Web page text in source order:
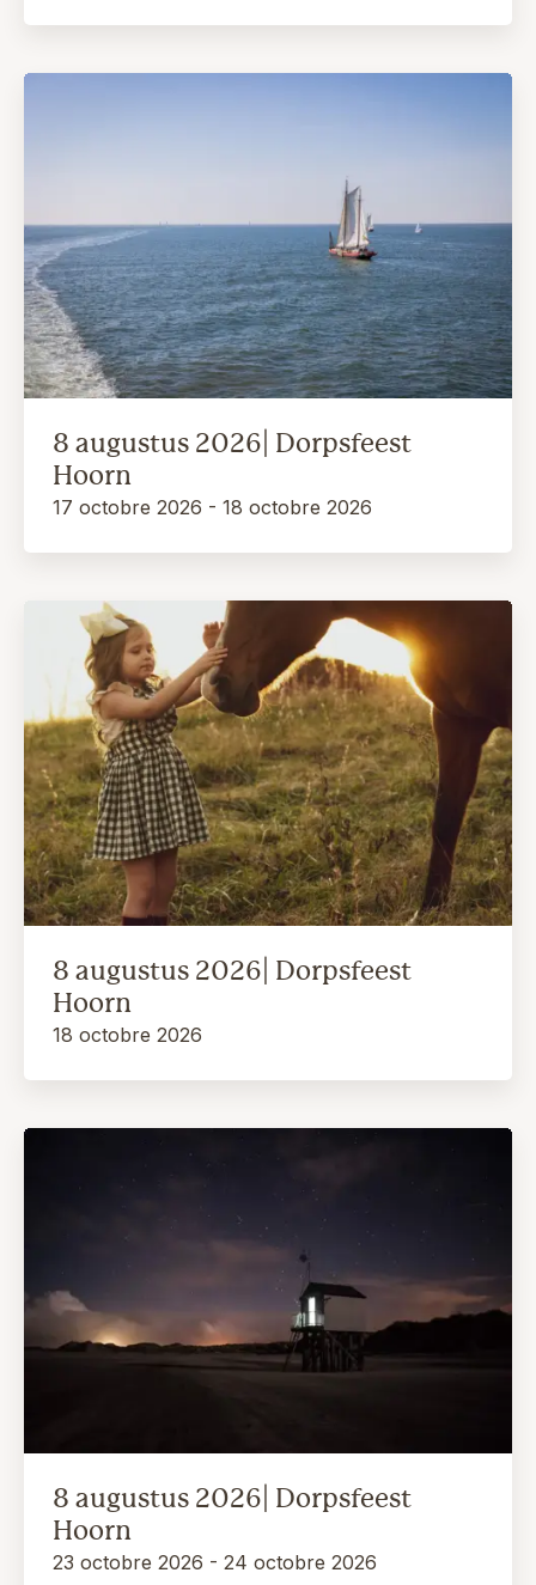
8 augustus 2026| Dorpsfeest
Hoorn
17 octobre 2026 - 18 octobre 2026
8 augustus 2026| Dorpsfeest
Hoorn
18 octobre 2026
8 augustus 2026| Dorpsfeest
Hoorn
23 octobre 2026 - 24 octobre 2026